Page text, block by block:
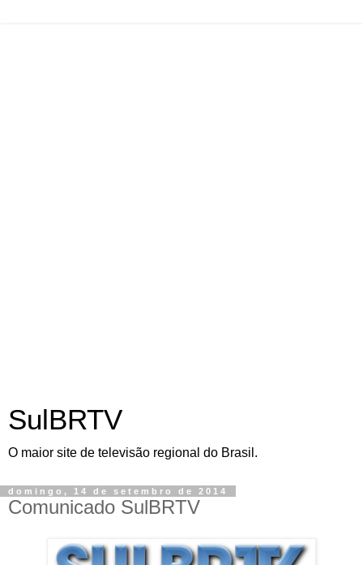
SulBRTV
O maior site de televisão regional do Brasil.
domingo, 14 de setembro de 2014
Comunicado SulBRTV